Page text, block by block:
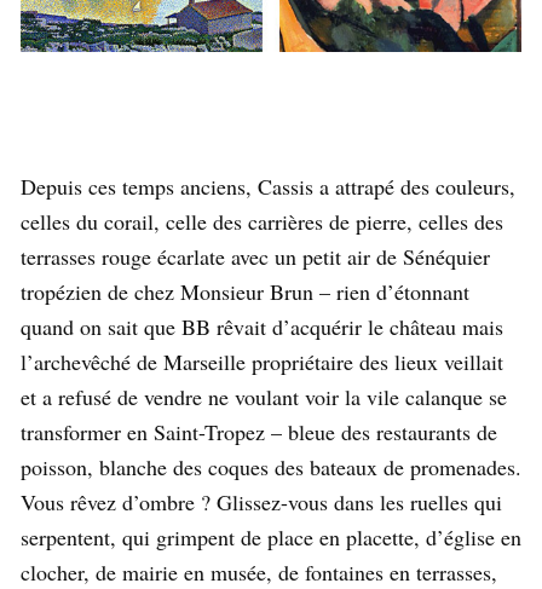
Depuis ces temps anciens, Cassis a attrapé des couleurs,
celles du corail, celle des carrières de pierre, celles des
terrasses rouge écarlate avec un petit air de Sénéquier
tropézien de chez Monsieur Brun – rien d’étonnant
quand on sait que BB rêvait d’acquérir le château mais
l’archevêché de Marseille propriétaire des lieux veillait
et a refusé de vendre ne voulant voir la vile calanque se
transformer en Saint-Tropez – bleue des restaurants de
poisson, blanche des coques des bateaux de promenades.
Vous rêvez d’ombre ? Glissez-vous dans les ruelles qui
serpentent, qui grimpent de place en placette, d’église en
clocher, de mairie en musée, de fontaines en terrasses,